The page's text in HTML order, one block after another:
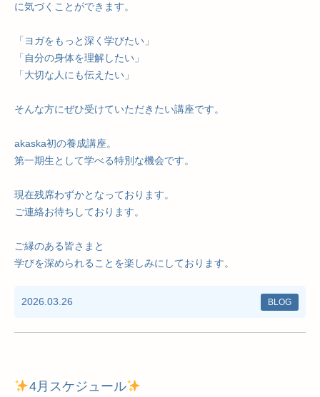
に気づくことができます。
「ヨガをもっと深く学びたい」
「自分の身体を理解したい」
「大切な人にも伝えたい」
そんな方にぜひ受けていただきたい講座です。
akaska初の養成講座。
第一期生として学べる特別な機会です。
現在残席わずかとなっております。
ご連絡お待ちしております。
ご縁のある皆さまと
学びを深められることを楽しみにしております。
2026.03.26 BLOG
4月スケジュール